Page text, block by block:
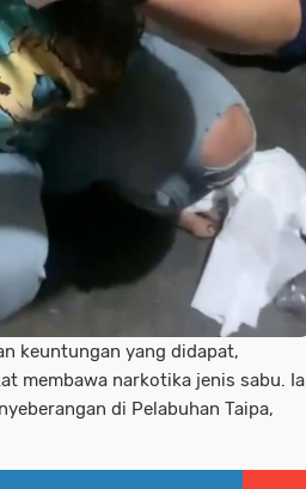
keuntungan yang didapat,
membawa narkotika jenis sabu. Ia
di Pelabuhan Taipa,